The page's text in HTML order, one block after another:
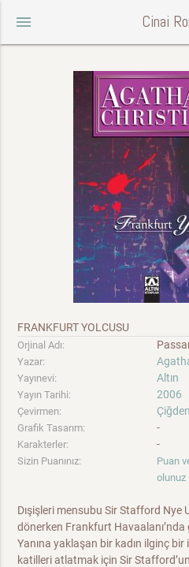
menu Cinai
FRANKFURT YOLCUSU
Orjinal Adı:
Yazar:
Yayınevi: Altın
Yayın Tarihi: 2006
Çevirmen:
Grafik Tasarım: -
Karakterler: -
Sizin Puanınız:
Puan
olunuz
Dışişleri mensubu Sir Stafford Nye
dönerken Frankfurt Havaalanı’nda
Yanına yaklaşan bir kadın ilginç
katilleri atlatmak için Sir